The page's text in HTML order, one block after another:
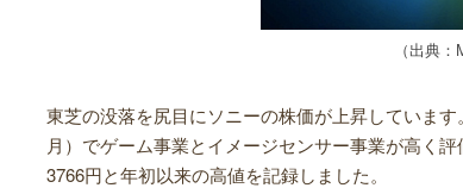
（出典：
東芝の没落を尻目にソニーの株価が上昇していま
月）でゲーム事業とイメージセンサー事業が高く
3766円と年初以来の高値を記録しました。